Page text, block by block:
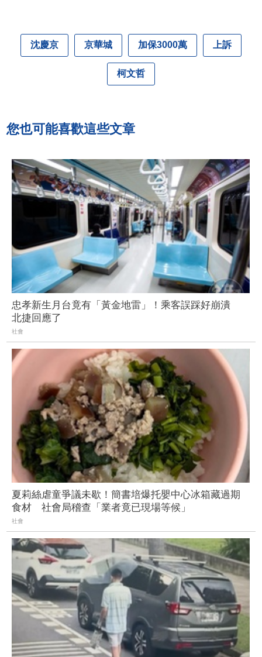
沈慶京 京華城 加保3000萬 上訴
柯文哲
您也可能喜歡這些文章
忠孝新生月台竟有「黃金地雷」！乘客誤踩好崩潰
北捷回應了
社會
夏莉絲虐童爭議未歇！簡書培爆托嬰中心冰箱藏過期
食材 社會局稽查「業者竟已現場等候」
社會